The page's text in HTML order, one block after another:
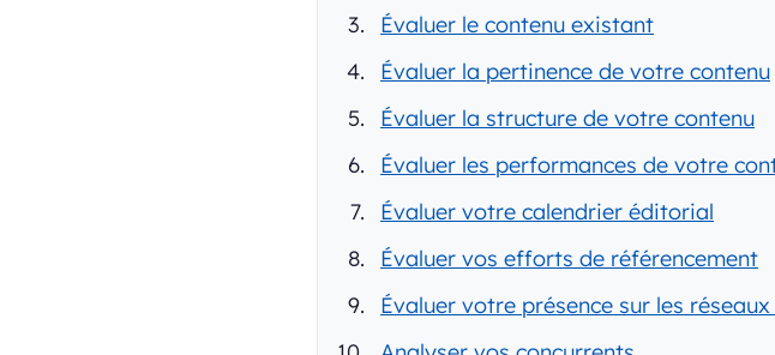
Évaluer le contenu existant
Évaluer la pertinence de votre contenu
Évaluer la structure de votre contenu
Évaluer les performances de votre
Évaluer votre calendrier éditorial
Évaluer vos efforts de référencement
Évaluer votre présence sur les